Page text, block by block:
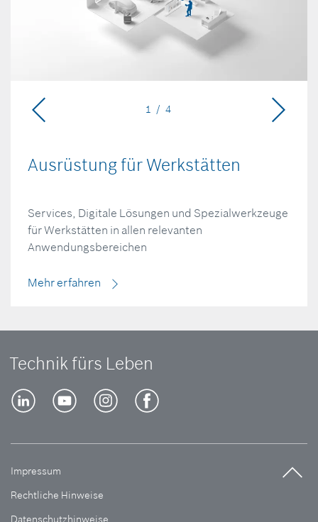
Ausrüstung für Werkstätten
Services, Digitale Lösungen und Spezialwerkzeuge
für Werkstätten in allen relevanten
Anwendungsbereichen
Mehr erfahren
1 / 4
Technik fürs Leben
Impressum
Rechtliche Hinweise
Datenschutzhinweise